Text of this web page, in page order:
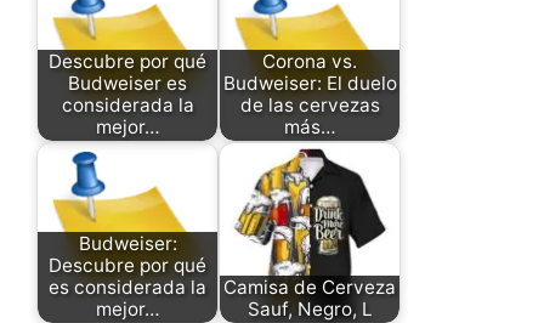
Descubre por qué
Budweiser es
considerada la
mejor…
Corona vs.
Budweiser: El duelo
de las cervezas
más…
Budweiser:
Descubre por qué
es considerada la
mejor…
Camisa de Cerveza
Sauf, Negro, L